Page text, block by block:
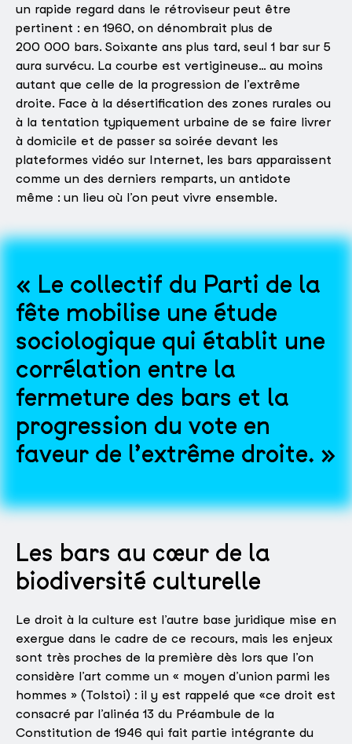
un rapide regard dans le rétroviseur peut être
pertinent : en 1960, on dénombrait plus de
200 000 bars. Soixante ans plus tard, seul 1 bar sur 5
aura survécu. La courbe est vertigineuse… au moins
autant que celle de la progression de l’extrême
droite. Face à la désertification des zones rurales ou
à la tentation typiquement urbaine de se faire livrer
à domicile et de passer sa soirée devant les
plateformes vidéo sur Internet, les bars apparaissent
comme un des derniers remparts, un antidote
même : un lieu où l’on peut vivre ensemble.
Le collectif du Parti de la
fête mobilise une étude
sociologique qui établit une
corrélation entre la
fermeture des bars et la
progression du vote en
faveur de l’extrême droite.
Les bars au cœur de la
biodiversité culturelle
Le droit à la culture est l’autre base juridique mise en
exergue dans le cadre de ce recours, mais les enjeux
sont très proches de la première dès lors que l’on
considère l’art comme un « moyen d’union parmi les
hommes » (Tolstoi) : il y est rappelé que «ce droit est
consacré par l’alinéa 13 du Préambule de la
Constitution de 1946 qui fait partie intégrante du